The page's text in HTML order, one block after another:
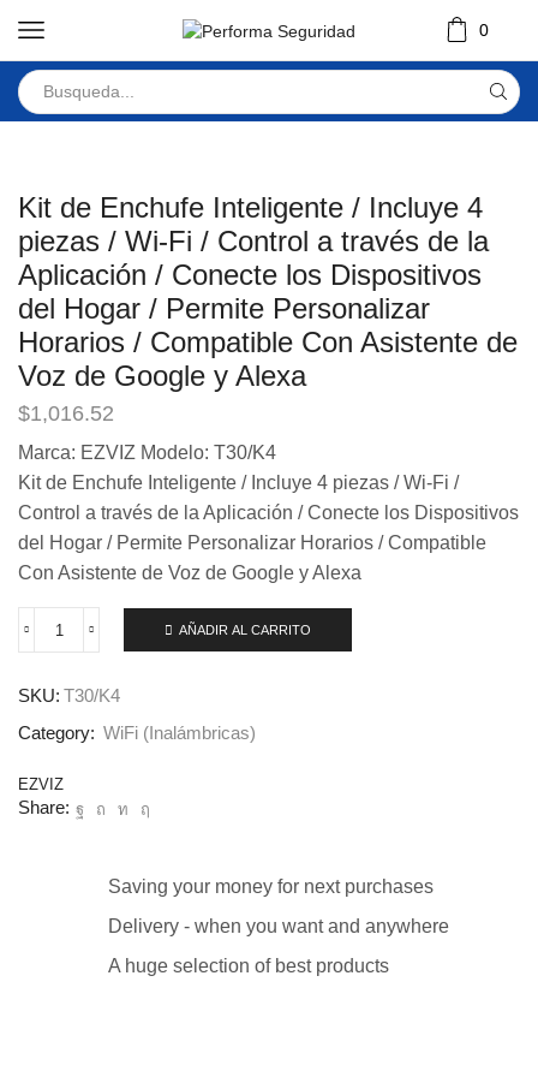
0
Kit de Enchufe Inteligente / Incluye 4
piezas / Wi-Fi / Control a través de la
Aplicación / Conecte los Dispositivos
del Hogar / Permite Personalizar
Horarios / Compatible Con Asistente de
Voz de Google y Alexa
$1,016.52
Marca: EZVIZ Modelo: T30/K4
Kit de Enchufe Inteligente / Incluye 4 piezas / Wi-Fi /
Control a través de la Aplicación / Conecte los Dispositivos
del Hogar / Permite Personalizar Horarios / Compatible
Con Asistente de Voz de Google y Alexa
AÑADIR AL CARRITO
SKU: T30/K4
Category: WiFi (Inalámbricas)
EZVIZ
Share:
Saving your money for next purchases
Delivery - when you want and anywhere
A huge selection of best products